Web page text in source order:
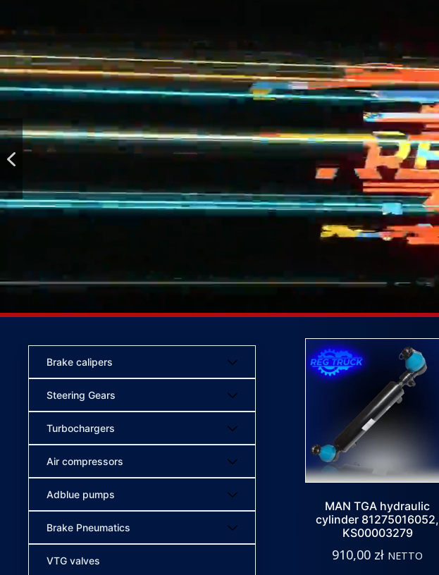
Brake calipers
Steering Gears
Turbochargers
Air compressors
Adblue pumps
Brake Pneumatics
VTG valves
MAN TGA hydraulic
cylinder 81275016052,
KS00003279
910,00 zł NETTO